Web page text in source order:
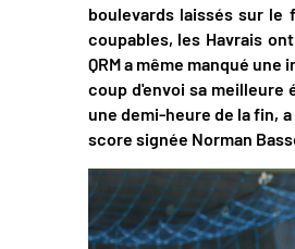
boulevards laissés sur le
coupables, les Havrais
QRM a même manqué
coup d'envoi sa meilleure
une demi-heure de la fin,
score signée Norman